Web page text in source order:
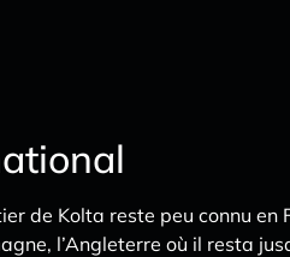
de Kolta reste peu connu
l’Angleterre où il resta